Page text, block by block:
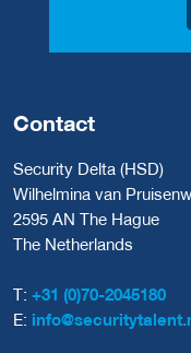
Contact
Security Delta (HSD)
Wilhelmina van
2595 AN The Hague
The Netherlands
T: +31 (0)70-2045180
E: